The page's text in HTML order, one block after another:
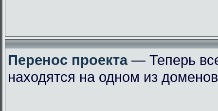
Перенос проекта— Теперь
находятся на одном из